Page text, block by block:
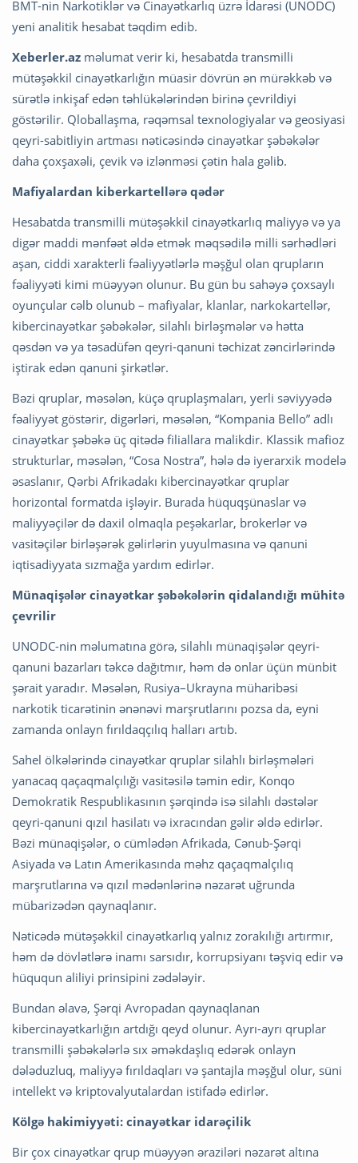
BMT-nin Narkotiklər və Cinayətkarlıq üzrə İdarəsi (UNODC)
yeni analitik hesabat təqdim edib.
Xeberler.az məlumat verir ki, hesabatda transmilli
mütəşəkkil cinayətkarlığın müasir dövrün ən mürəkkəb və
sürətlə inkişaf edən təhlükələrindən birinə çevrildiyi
göstərilir. Qloballaşma, rəqəmsal texnologiyalar və geosiyasi
qeyri-sabitliyin artması nəticəsində cinayətkar şəbəkələr
daha çoxşaxəli, çevik və izlənməsi çətin hala gəlib.
Mafiyalardan kiberkartellərə qədər
Hesabatda transmilli mütəşəkkil cinayətkarlıq maliyyə və ya
digər maddi mənfəət əldə etmək məqsədilə milli sərhədləri
aşan, ciddi xarakterli fəaliyyətlərlə məşğul olan qrupların
fəaliyyəti kimi müəyyən olunur. Bu gün bu sahəyə çoxsaylı
oyunçular cəlb olunub – mafiyalar, klanlar, narkokartellər,
kibercinayətkar şəbəkələr, silahlı birləşmələr və hətta
qəsdən və ya təsadüfən qeyri-qanuni təchizat zəncirlərində
iştirak edən qanuni şirkətlər.
Bəzi qruplar, məsələn, küçə qruplaşmaları, yerli səviyyədə
fəaliyyət göstərir, digərləri, məsələn, “Kompania Bello” adlı
cinayətkar şəbəkə üç qitədə filiallara malikdir. Klassik mafioz
strukturlar, məsələn, “Cosa Nostra”, hələ də iyerarxik modelə
əsaslanır, Qərbi Afrikadakı kibercinayətkar qruplar
horizontal formatda işləyir. Burada hüquqşünaslar və
maliyyəçilər də daxil olmaqla peşəkarlar, brokerlər və
vasitəçilər birləşərək gəlirlərin yuyulmasına və qanuni
iqtisadiyyata sızmağa yardım edirlər.
Münaqişələr cinayətkar şəbəkələrin qidalandığı mühitə
çevrilir
UNODC-nin məlumatına görə, silahlı münaqişələr qeyri-
qanuni bazarları təkcə dağıtmır, həm də onlar üçün münbit
şərait yaradır. Məsələn, Rusiya–Ukrayna müharibəsi
narkotik ticarətinin ənənəvi marşrutlarını pozsa da, eyni
zamanda onlayn fırıldaqçılıq halları artıb.
Sahel ölkələrində cinayətkar qruplar silahlı birləşmələri
yanacaq qaçaqmalçılığı vasitəsilə təmin edir, Konqo
Demokratik Respublikasının şərqində isə silahlı dəstələr
qeyri-qanuni qızıl hasilatı və ixracından gəlir əldə edirlər.
Bəzi münaqişələr, o cümlədən Afrikada, Cənub-Şərqi
Asiyada və Latın Amerikasında məhz qaçaqmalçılıq
marşrutlarına və qızıl mədənlərinə nəzarət uğrunda
mübarizədən qaynaqlanır.
Nəticədə mütəşəkkil cinayətkarlıq yalnız zorakılığı artırmır,
həm də dövlətlərə inamı sarsıdır, korrupsiyanı təşviq edir və
hüququn aliliyi prinsipini zədələyir.
Bundan əlavə, Şərqi Avropadan qaynaqlanan
kibercinayətkarlığın artdığı qeyd olunur. Ayrı-ayrı qruplar
transmilli şəbəkələrlə sıx əməkdaşlıq edərək onlayn
dələduzluq, maliyyə fırıldaqları və şantajla məşğul olur, süni
intellekt və kriptovalyutalardan istifadə edirlər.
Kölgə hakimiyyəti: cinayətkar idarəçilik
Bir çox cinayətkar qrup müəyyən əraziləri nəzarət altına